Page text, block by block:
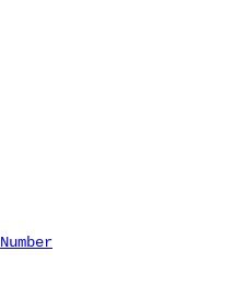
Number